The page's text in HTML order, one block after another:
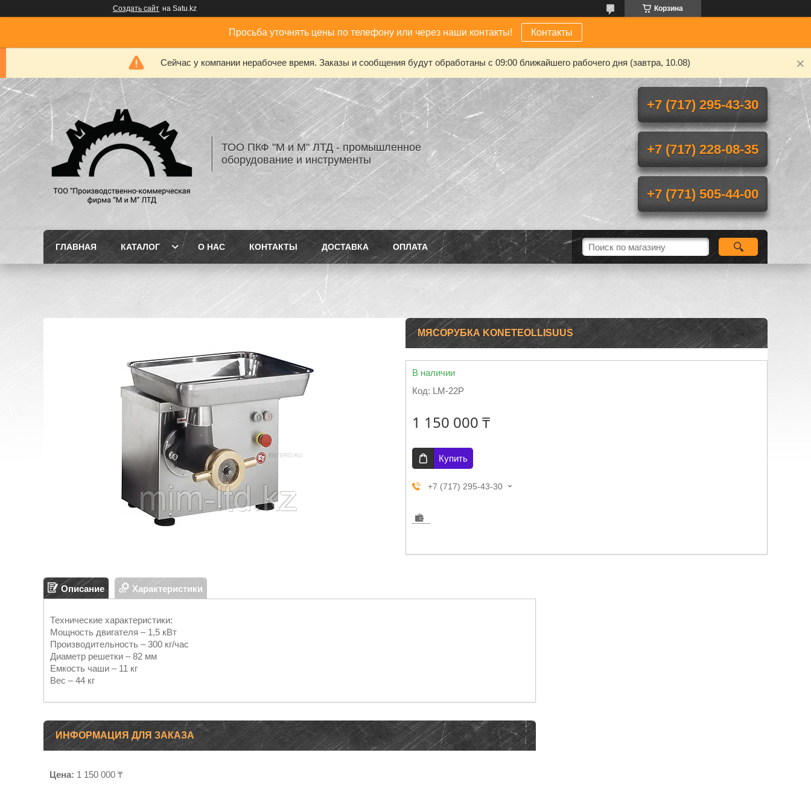
Создать сайт на Satu.kz Корзина
Просьба уточнять цены по телефону или через наши контакты! Контакты
Сейчас у компании нерабочее время. Заказы и сообщения будут обработаны с 09:00 ближайшего рабочего дня (завтра, 10.08)
ТОО ПКФ "М и М" ЛТД - промышленное
оборудование и инструменты
+7 (717) 295-43-30
+7 (717) 228-08-35
+7 (771) 505-44-00
ГЛАВНАЯ КАТАЛОГ О НАС КОНТАКТЫ ДОСТАВКА ОПЛАТА
МЯСОРУБКА KONETEOLLISUUS
В наличии
Код: LM-22P
1 150 000 ₸
Купить
+7 (717) 295-43-30
Описание Характеристики
Технические характеристики:
Мощность двигателя – 1,5 кВт
Производительность – 300 кг/час
Диаметр решетки – 82 мм
Емкость чаши – 11 кг
Вес – 44 кг
ИНФОРМАЦИЯ ДЛЯ ЗАКАЗА
Цена: 1 150 000 ₸